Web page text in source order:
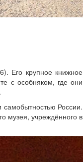
Его крупное книжное
с особняком, где они
России.
музея, учреждённого в